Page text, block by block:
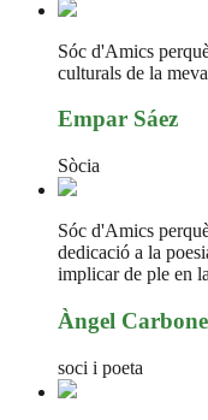
Sóc d'Amics
culturals de la
Empar Sáez
Sòcia
Sóc d'Amics
dedicació a la
implicar de ple en
Àngel
soci i poeta